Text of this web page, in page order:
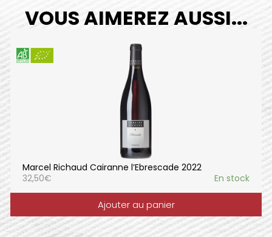
VOUS AIMEREZ AUSSI...
Marcel Richaud Cairanne l’Ebrescade 2022
32,50€ En stock
Ajouter au panier